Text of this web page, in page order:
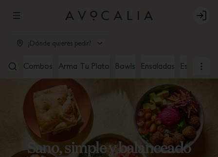
Abrir menu de navegación Login
¿Dónde quieres pedir?
Combos Arma Tu Plato Bowls Ensaladas Especiales
Sano, simple y balanceado